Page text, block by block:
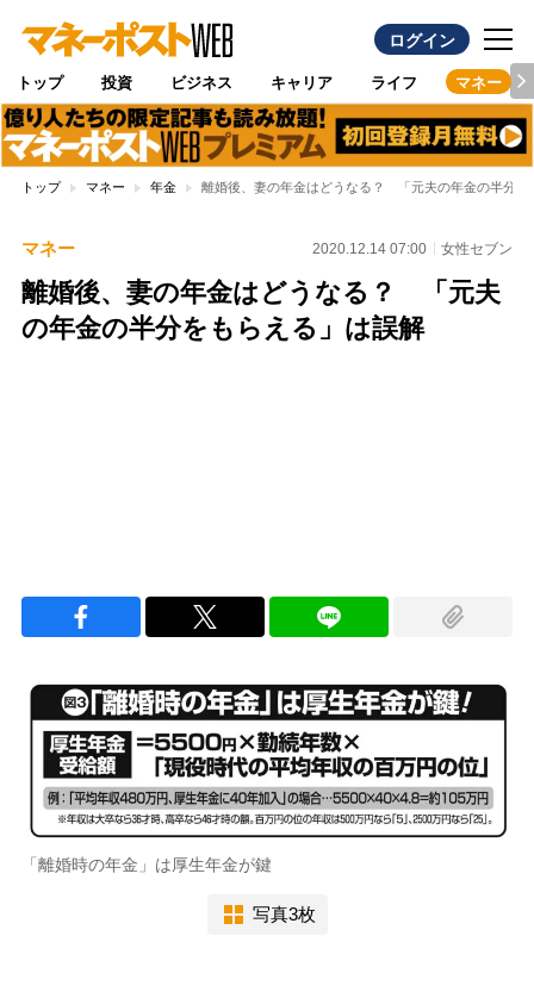
ログイン
トップ 投資 ビジネス キャリア ライフ マネー
トップ マネー 年金 離婚後、妻の年金はどうなる？ 「元夫の年金の半分を
マネー 2020.12.14 07:00 女性セブン
離婚後、妻の年金はどうなる？ 「元夫
の年金の半分をもらえる」は誤解
「離婚時の年金」は厚生年金が鍵
写真3枚